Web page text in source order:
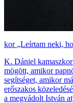
„Leírtam neki,
K. Dániel
mögött, amikor
segítséget, amikor
erőszakos
a megvádolt István